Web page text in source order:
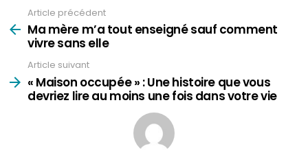
plus
Article précédent
Ma mère m’a tout enseigné sauf comment
vivre sans elle
Article suivant
« Maison occupée » : Une histoire que vous
devriez lire au moins une fois dans votre vie